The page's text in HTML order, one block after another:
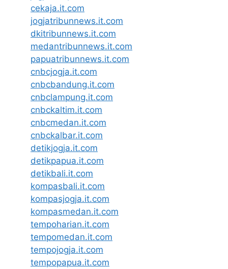
cekaja.it.com
jogjatribunnews.it.com
dkitribunnews.it.com
medantribunnews.it.com
papuatribunnews.it.com
cnbcjogja.it.com
cnbcbandung.it.com
cnbclampung.it.com
cnbckaltim.it.com
cnbcmedan.it.com
cnbckalbar.it.com
detikjogja.it.com
detikpapua.it.com
detikbali.it.com
kompasbali.it.com
kompasjogja.it.com
kompasmedan.it.com
tempoharian.it.com
tempomedan.it.com
tempojogja.it.com
tempopapua.it.com